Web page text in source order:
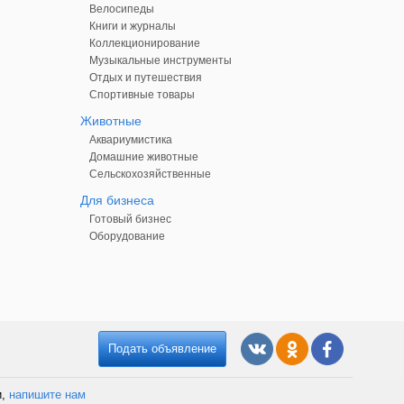
Велосипеды
Книги и журналы
Коллекционирование
Музыкальные инструменты
Отдых и путешествия
Спортивные товары
Животные
Аквариумистика
Домашние животные
Сельскохозяйственные
Для бизнеса
Готовый бизнес
Оборудование
Подать объявление
напишите нам